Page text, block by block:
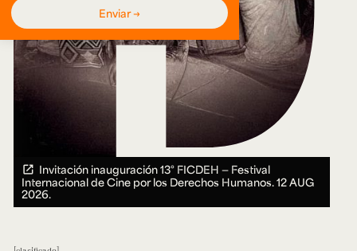
Invitación inauguración 13° FICDEH — Festival
Internacional de Cine por los Derechos Humanos.12 AUG
2026.